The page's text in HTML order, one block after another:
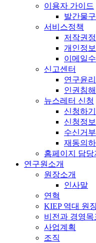
이용자 가이드
발간물
서비스정책
저작권
개인정
이메일
신고센터
연구윤
인권침
뉴스레터 신청
신청하기
신청정
수신거부
재동의하
홈페이지 담당
연구원소개
원장소개
인사말
연혁
KIEP 역대 원
비전과 경영목
사업계획
조직